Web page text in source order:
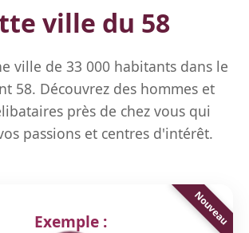
ville du 58
ville de 33 000 habitants dans le
58. Découvrez des hommes et
près de chez vous qui
passions et centres d'intérêt.
Exemple :